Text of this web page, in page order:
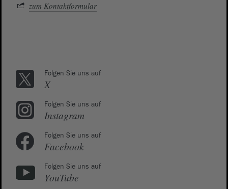
zum Kontaktformular
Folgen Sie uns auf
X
Folgen Sie uns auf
Instagram
Folgen Sie uns auf
Facebook
Folgen Sie uns auf
YouTube